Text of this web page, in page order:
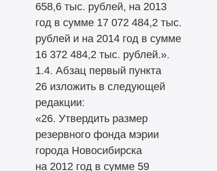
658,6 тыс. рублей, на 2013
год в сумме 17 072 484,2 тыс.
рублей и на 2014 год в сумме
16 372 484,2 тыс. рублей.».
1.4. Абзац первый пункта
26 изложить в следующей
редакции:
«26. Утвердить размер
резервного фонда мэрии
города Новосибирска
на 2012 год в сумме 59